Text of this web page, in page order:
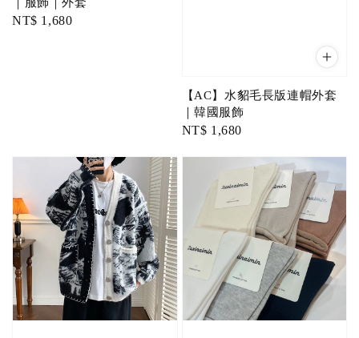
｜服飾｜外套
Regular
NT$ 1,680
【AC】水貂毛長版連帽外套
｜韓國服飾
Regular
NT$ 1,680